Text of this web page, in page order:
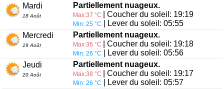
Mardi
18 Août
Partiellement nuageux.
Max:37 °C | Coucher du soleil: 19:19
Min: 25 °C
| Lever du soleil: 05:55
Mercredi
19 Août
Partiellement nuageux.
Max:36 °C | Coucher du soleil: 19:18
Min: 26 °C
| Lever du soleil: 05:56
Jeudi
20 Août
Partiellement nuageux.
Max:38 °C | Coucher du soleil: 19:17
Min: 26 °C
| Lever du soleil: 05:57